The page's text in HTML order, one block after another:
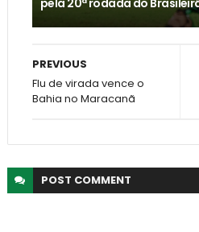
pela 20ª rodada do
PREVIOUS
Flu de virada vence o
Bahia no Maracanã
POST COMMENT